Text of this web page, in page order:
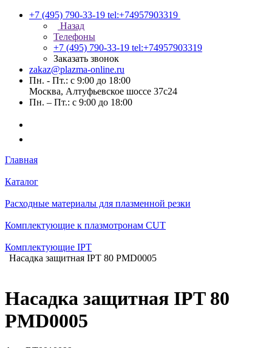
+7 (495) 790-33-19 tel:+74957903319
Назад
Телефоны
+7 (495) 790-33-19 tel:+74957903319
Заказать звонок
zakaz@plazma-online.ru
Пн. - Пт.: с 9:00 до 18:00
Москва, Алтуфьевское шоссе 37с24
Пн. – Пт.: с 9:00 до 18:00
Главная
Каталог
Расходные материалы для плазменной резки
Комплектующие к плазмотронам CUT
Комплектующие IPT
Насадка защитная IPT 80 PMD0005
Насадка защитная IPT 80
PMD0005